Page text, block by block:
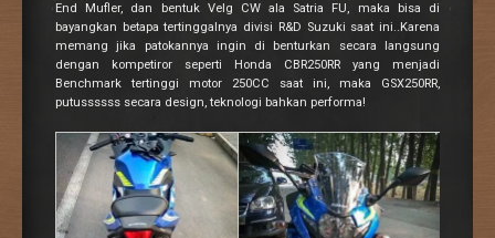
End Mufler, dan bentuk Velg CW ala Satria FU, maka bisa di
bayangkan betapa tertinggalnya divisi R&D Suzuki saat ini..Karena
memang jika patokannya ingin di benturkan secara langsung
dengan kompetiror seperti Honda CBR250RR yang menjadi
Benchmark tertinggi motor 250CC saat ini, maka GSX250RR,
putussssss secara design, teknologi bahkan performa!